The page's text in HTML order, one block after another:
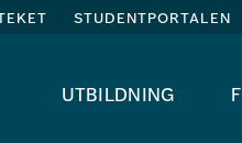
studentportalen
utbildning